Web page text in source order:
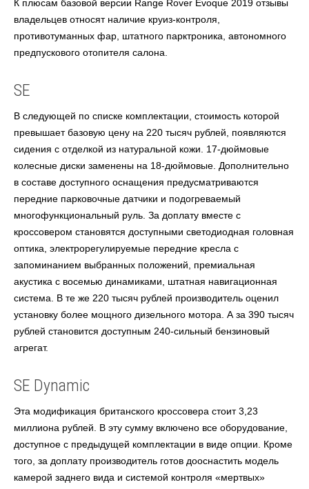
К плюсам базовой версии Range Rover Evoque 2019 отзывы
владельцев относят наличие круиз-контроля,
противотуманных фар, штатного парктроника, автономного
предпускового отопителя салона.
SE
В следующей по списке комплектации, стоимость которой
превышает базовую цену на 220 тысяч рублей, появляются
сидения с отделкой из натуральной кожи. 17-дюймовые
колесные диски заменены на 18-дюймовые. Дополнительно
в составе доступного оснащения предусматриваются
передние парковочные датчики и подогреваемый
многофункциональный руль. За доплату вместе с
кроссовером становятся доступными светодиодная головная
оптика, электрорегулируемые передние кресла с
запоминанием выбранных положений, премиальная
акустика с восемью динамиками, штатная навигационная
система. В те же 220 тысяч рублей производитель оценил
установку более мощного дизельного мотора. А за 390 тысяч
рублей становится доступным 240-сильный бензиновый
агрегат.
SE Dynamic
Эта модификация британского кроссовера стоит 3,23
миллиона рублей. В эту сумму включено все оборудование,
доступное с предыдущей комплектации в виде опции. Кроме
того, за доплату производитель готов дооснастить модель
камерой заднего вида и системой контроля «мертвых»